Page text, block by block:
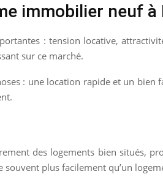
immobilier neuf à
: tension locative,
sur ce marché.
: une location rapide et un bien
des logements bien situés,
plus facilement qu’un